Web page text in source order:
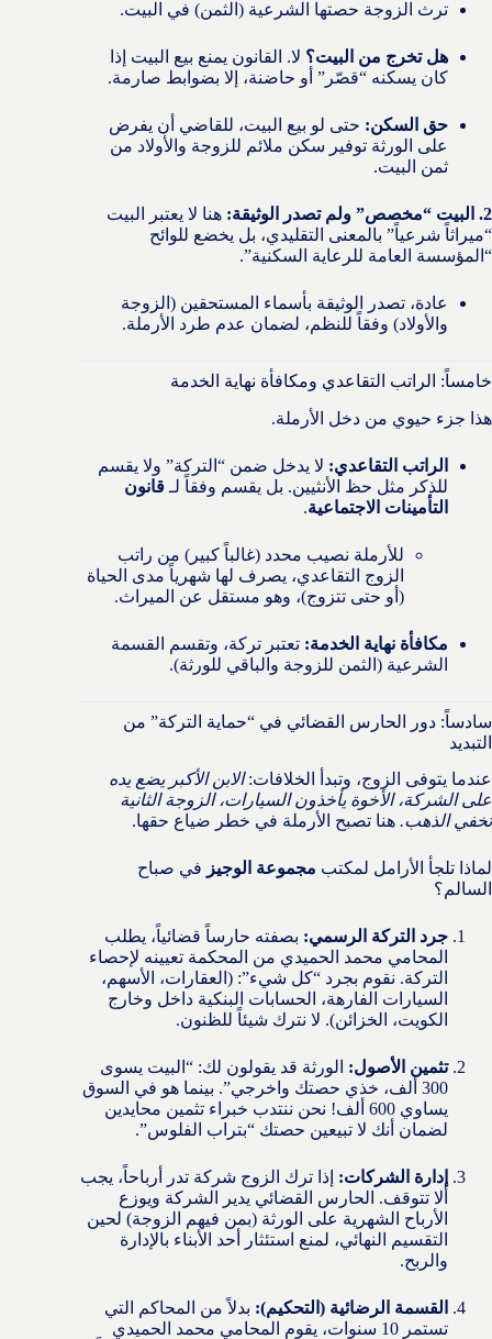
ترث الزوجة حصتها الشرعية (الثمن) في البيت.
هل تخرج من البيت؟ لا. القانون يمنع بيع البيت إذا
كان يسكنه “قصّر” أو حاضنة، إلا بضوابط صارمة.
حق السكن: حتى لو بيع البيت، للقاضي أن يفرض
على الورثة توفير سكن ملائم للزوجة والأولاد من
ثمن البيت.
2. البيت “مخصص” ولم تصدر الوثيقة:
هنا لا يعتبر البيت
“ميراثاً شرعياً” بالمعنى التقليدي، بل يخضع للوائح
“المؤسسة العامة للرعاية السكنية”.
عادة، تصدر الوثيقة بأسماء المستحقين (الزوجة
والأولاد) وفقاً للنظم، لضمان عدم طرد الأرملة.
خامساً: الراتب التقاعدي ومكافأة نهاية الخدمة
هذا جزء حيوي من دخل الأرملة.
الراتب التقاعدي: لا يدخل ضمن “التركة” ولا يقسم
للذكر مثل حظ الأنثيين. بل يقسم وفقاً لـ قانون
التأمينات الاجتماعية.
للأرملة نصيب محدد (غالباً كبير) من راتب
الزوج التقاعدي، يصرف لها شهرياً مدى الحياة
(أو حتى تتزوج)، وهو مستقل عن الميراث.
مكافأة نهاية الخدمة: تعتبر تركة، وتقسم القسمة
الشرعية (الثمن للزوجة والباقي للورثة).
سادساً: دور الحارس القضائي في “حماية التركة” من
التبديد
عندما يتوفى الزوج، وتبدأ الخلافات:الابن الأكبر يضع يده
على الشركة، الأخوة يأخذون السيارات، الزوجة الثانية
تخفي الذهب. هنا تصبح الأرملة في خطر ضياع حقها.
لماذا تلجأ الأرامل لمكتب مجموعة الوجيز في صباح
السالم؟
جرد التركة الرسمي: بصفته حارساً قضائياً، يطلب
المحامي محمد الحميدي من المحكمة تعيينه لإحصاء
التركة. نقوم بجرد “كل شيء”: (العقارات، الأسهم،
السيارات الفارهة، الحسابات البنكية داخل وخارج
الكويت، الخزائن). لا نترك شيئاً للظنون.
تثمين الأصول: الورثة قد يقولون لك: “البيت يسوى
300 ألف، خذي حصتك واخرجي”. بينما هو في السوق
يساوي 600 ألف! نحن ننتدب خبراء تثمين محايدين
لضمان أنك لا تبيعين حصتك “بتراب الفلوس”.
إدارة الشركات: إذا ترك الزوج شركة تدر أرباحاً، يجب
ألا تتوقف. الحارس القضائي يدير الشركة ويوزع
الأرباح الشهرية على الورثة (بمن فيهم الزوجة) لحين
التقسيم النهائي، لمنع استئثار أحد الأبناء بالإدارة
والربح.
القسمة الرضائية (التحكيم): بدلاً من المحاكم التي
تستمر 10 سنوات، يقوم المحامي محمد الحميدي